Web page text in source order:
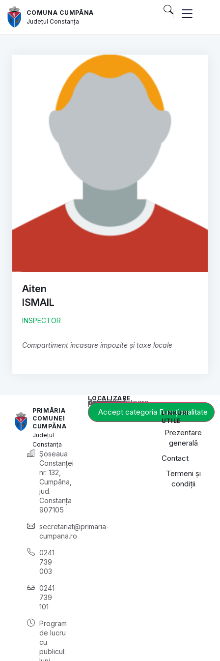
COMUNA CUMPĂNA
JudețulConstanța
Aiten
ISMAIL
INSPECTOR
Compartiment încasare impozite și taxe locale
PRIMĂRIA
COMUNEI
CUMPĂNA
Județul
Constanța
Șoseaua
Constanței
nr. 132,
Cumpăna,
jud.
Constanța
907105
secretariat@primaria-
cumpana.ro
0241
739
003
0241
739
101
Program
de lucru
cu
publicul:
LOCALIZARE
Acest conținut este blocat până când acceptați categoria corespunzătoare de cookie-uri.
Accept categoria Funcționalitate
LINKURI
UTILE
Prezentare
generală
Contact
Termeni și
condiții